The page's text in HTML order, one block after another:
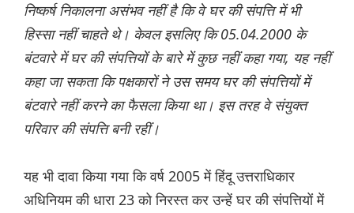
निष्कर्ष निकालना असंभव नहीं है कि वे घर की संपत्ति में भी
हिस्सा नहीं चाहते थे। केवल इसलिए कि 05.04.2000 के
बंटवारे में घर की संपत्तियों के बारे में कुछ नहीं कहा गया, यह नहीं
कहा जा सकता कि पक्षकारों ने उस समय घर की संपत्तियों में
बंटवारे नहीं करने का फैसला किया था। इस तरह वे संयुक्त
परिवार की संपत्ति बनी रहीं।
यह भी दावा किया गया कि वर्ष 2005 में हिंदू उत्तराधिकार
अधिनियम की धारा 23 को निरस्त कर उन्हें घर की संपत्तियों में